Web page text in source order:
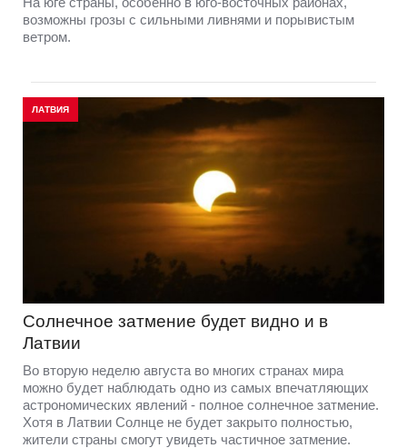
возможны грозы с сильными ливнями и порывистым
ветром.
ЛАТВИЯ
Солнечное затмение будет видно и в
Латвии
Во вторую неделю августа во многих странах мира
можно будет наблюдать одно из самых впечатляющих
астрономических явлений - полное солнечное затмение.
Хотя в Латвии Солнце не будет закрыто полностью,
жители страны смогут увидеть частичное затмение.